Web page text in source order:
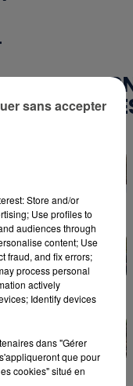
LES
Store and/or
Use profiles to
audiences through
content; Use
fraud, and fix errors;
process personal
actively
Identify devices
dans "Gérer
que pour
cookies" situé en
sans accepter